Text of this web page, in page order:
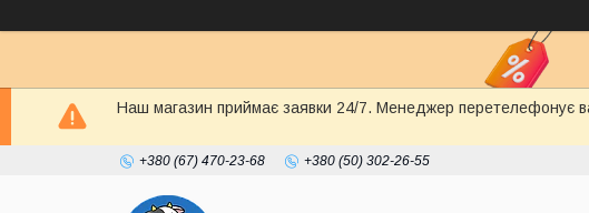
Наш магазин приймає заявки 24/7. Менеджер перетелефонує
+380 (67) 470-23-68 +380 (50) 302-26-55